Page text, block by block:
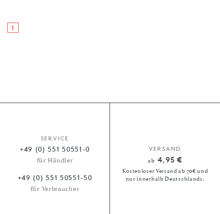
1
SERVICE
+49 (0) 551 50551-0
für Händler
+49 (0) 551 50551-50
für Verbraucher
VERSAND
ab 4,95 €
Kostenloser Versand ab 70€ und
nur innerhalb Deutschlands.